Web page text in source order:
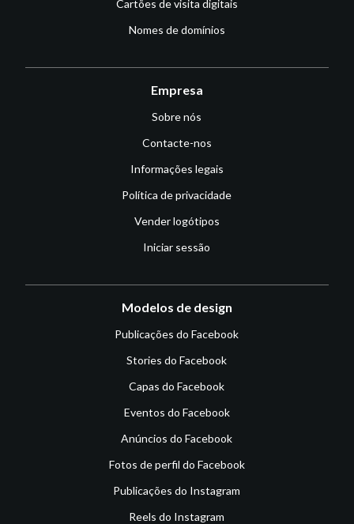
Cartões de visita digitais
Nomes de domínios
Empresa
Sobre nós
Contacte-nos
Informações legais
Política de privacidade
Vender logótipos
Iniciar sessão
Modelos de design
Publicações do Facebook
Stories do Facebook
Capas do Facebook
Eventos do Facebook
Anúncios do Facebook
Fotos de perfil do Facebook
Publicações do Instagram
Reels do Instagram